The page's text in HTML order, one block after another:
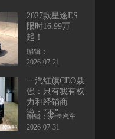
2027款星途ES
限时16.99万
起！
编辑：
2026-07-21
一汽红旗CEO聂
强：只有我有权
力和经销商
说：“不”
编辑：爱卡汽车
2026-07-31